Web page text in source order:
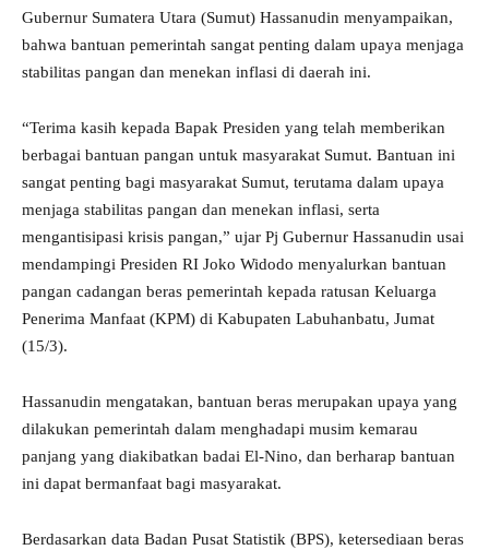
Gubernur Sumatera Utara (Sumut) Hassanudin menyampaikan,
bahwa bantuan pemerintah sangat penting dalam upaya menjaga
stabilitas pangan dan menekan inflasi di daerah ini.
“Terima kasih kepada Bapak Presiden yang telah memberikan
berbagai bantuan pangan untuk masyarakat Sumut. Bantuan ini
sangat penting bagi masyarakat Sumut, terutama dalam upaya
menjaga stabilitas pangan dan menekan inflasi, serta
mengantisipasi krisis pangan,” ujar Pj Gubernur Hassanudin usai
mendampingi Presiden RI Joko Widodo menyalurkan bantuan
pangan cadangan beras pemerintah kepada ratusan Keluarga
Penerima Manfaat (KPM) di Kabupaten Labuhanbatu, Jumat
(15/3).
Hassanudin mengatakan, bantuan beras merupakan upaya yang
dilakukan pemerintah dalam menghadapi musim kemarau
panjang yang diakibatkan badai El-Nino, dan berharap bantuan
ini dapat bermanfaat bagi masyarakat.
Berdasarkan data Badan Pusat Statistik (BPS), ketersediaan beras